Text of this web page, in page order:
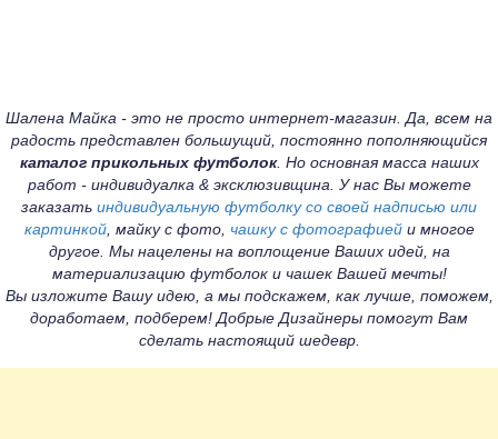
Шалена Майка - это не просто интернет-магазин. Да, всем на
радость представлен большущий, постоянно пополняющийся
каталог прикольных футболок. Но основная масса наших
работ - индивидуалка & эксклюзивщина. У нас Вы можете
заказать индивидуальную футболку со своей надписью или
картинкой, майку с фото, чашку с фотографиейи многое
другое. Мы нацелены на воплощение Ваших идей, на
материализацию футболок и чашек Вашей мечты!
Вы изложите Вашу идею, а мы подскажем, как лучше, поможем,
доработаем, подберем! Добрые Дизайнеры помогут Вам
сделать настоящий шедевр.